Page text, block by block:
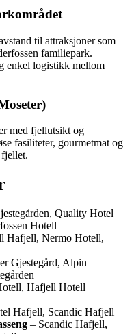
til attraksjoner som
familiepark.
enkel logistikk mellom
med fjellutsikt og
fasiliteter, gourmetmat og
Quality Hotel
Hotell
Hafjell, Nermo Hotell,
Gjestegård, Alpin
Hafjell Hotell
Hafjell, Scandic Hafjell
– Scandic Hafjell,